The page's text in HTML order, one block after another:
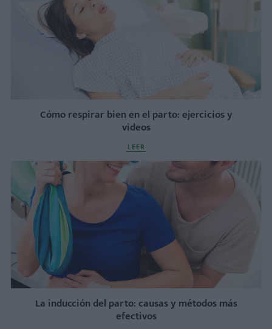
Cómo respirar bien en el parto: ejercicios y
videos
LEER
La inducción del parto: causas y métodos más
efectivos